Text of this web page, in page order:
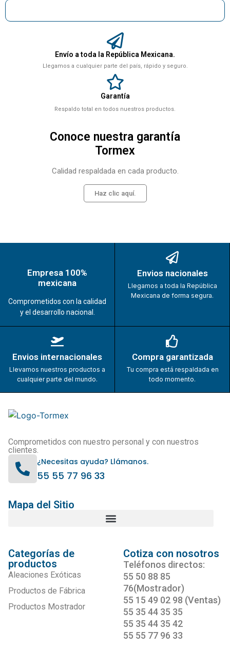
Envío a toda la República Mexicana.
Llegamos a cualquier parte del país, rápido y seguro.
Garantía
Respaldo total en todos nuestros productos.
Conoce nuestra garantía
Tormex
Calidad respaldada en cada producto.
Haz clic aquí.
Empresa 100%
mexicana
Comprometidos con la calidad
y el desarrollo nacional.
Envios nacionales
Llegamos a toda la República
Mexicana de forma segura.
Envios internacionales
Llevamos nuestros productos a
cualquier parte del mundo.
Compra garantizada
Tu compra está respaldada en
todo momento.
Comprometidos con nuestro personal y con nuestros
clientes.
¿Necesitas ayuda? Llámanos.
55 55 77 96 33
Mapa del Sitio
Categorías de
productos
Aleaciones Exóticas
Productos de Fábrica
Productos Mostrador
Cotiza con nosotros
Teléfonos directos:
55 50 88 85
76(Mostrador)
55 15 49 02 98 (Ventas)
55 35 44 35 35
55 35 44 35 42
55 55 77 96 33